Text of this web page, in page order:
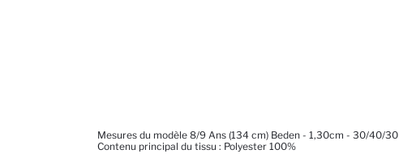
Mesures du modèle 8/9 Ans (134 cm) Beden - 1,30cm - 30/40/30
Contenu principal du tissu : Polyester 100%